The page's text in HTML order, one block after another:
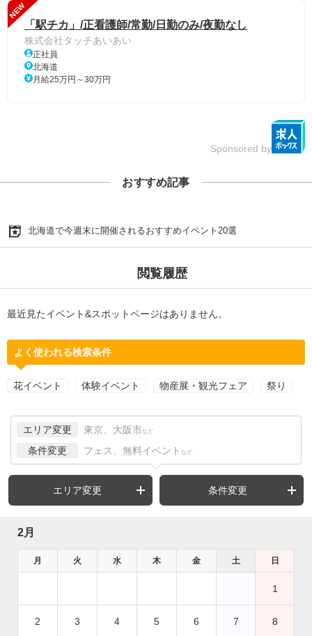
NEW
「駅チカ」/正看護師/常勤/日勤のみ/夜勤なし
株式会社タッチあいあい
正社員
北海道
月給25万円～30万円
Sponsored by
おすすめ記事
北海道で今週末に開催されるおすすめイベント20選
閲覧履歴
最近見たイベント&スポットページはありません。
よく使われる検索条件
花イベント 体験イベント 物産展・観光フェア 祭り
エリア変更 東京、大阪市 など
条件変更 フェス、無料イベント など
エリア変更 条件変更
2月
月 火 水 木 金 土 日
1
2 3 4 5 6 7 8